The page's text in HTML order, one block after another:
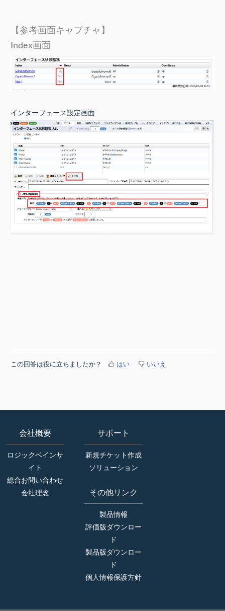
【参考画面キャプチャ】
Index画面
インターフェース設定画面
この回答は役に立ちましたか？ はい いいえ
会社概要
ロジックベインサ
イト
総合お問い合わせ
会社理念
サポート
新規チケット作成
ソリューション
その他リンク
製品情報
評価版ダウンロー
ド
製品版ダウンロー
ド
個人情報保護方針